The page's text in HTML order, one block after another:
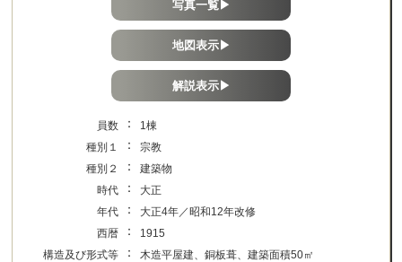
写真一覧▶
地図表示▶
解説表示▶
員数 ：
1棟
種別１
：
宗教
種別２
：
建築物
時代
：
大正
年代
：
大正4年／昭和12年改修
西暦
：
1915
構造及び形式等
：
木造平屋建、銅板葺、建築面積50㎡